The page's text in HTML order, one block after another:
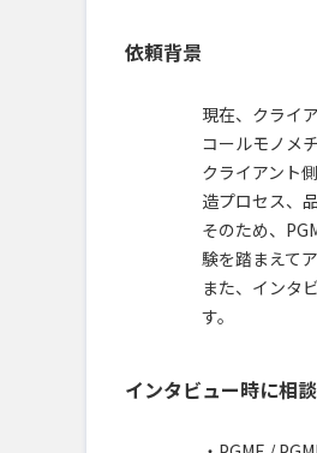
依頼背景
現在、クライ
コールモノメ
クライアント
造プロセス、
そのため、
験を踏まえて
また、インタ
す。
インタビュー時に相